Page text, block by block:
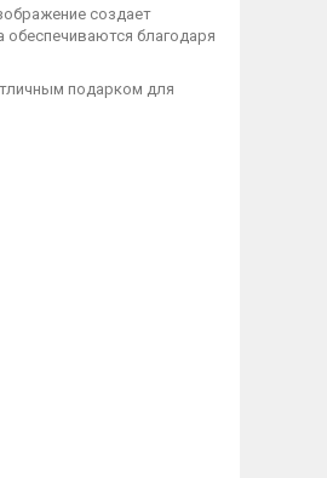
создает
благодаря
подарком для